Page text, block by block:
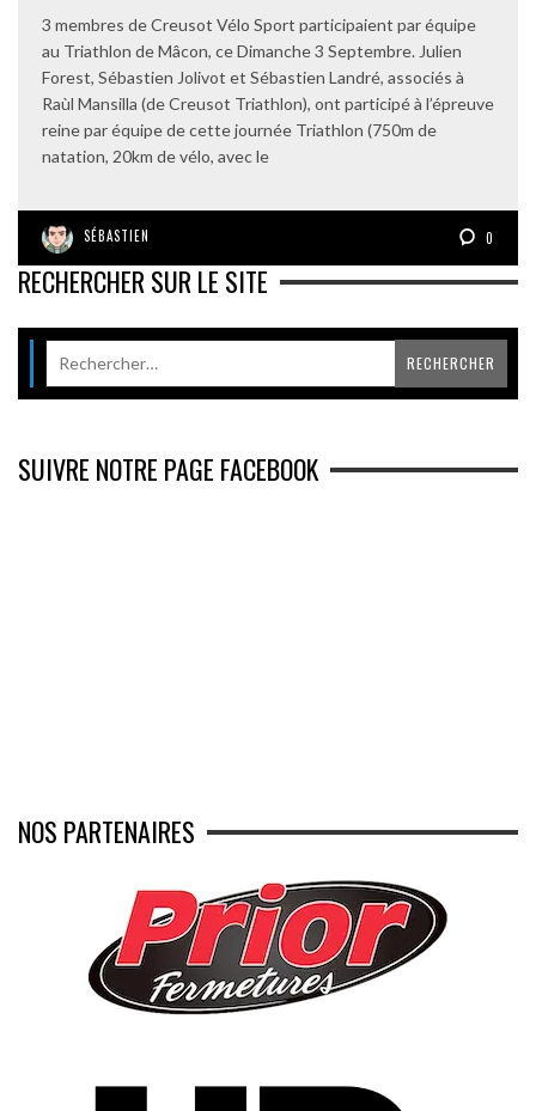
3 membres de Creusot Vélo Sport participaient par équipe
au Triathlon de Mâcon, ce Dimanche 3 Septembre. Julien
Forest, Sébastien Jolivot et Sébastien Landré, associés à
Raùl Mansilla (de Creusot Triathlon), ont participé à l’épreuve
reine par équipe de cette journée Triathlon (750m de
natation, 20km de vélo, avec le
SÉBASTIEN 0
RECHERCHER SUR LE SITE
SUIVRE NOTRE PAGE FACEBOOK
NOS PARTENAIRES